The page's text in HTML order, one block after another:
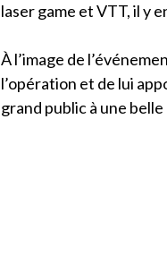
laser game et VTT, il y
À l’image de
l’opération et de lui
grand public à une belle